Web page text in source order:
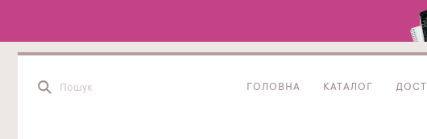
ГОЛОВНА КАТАЛОГ